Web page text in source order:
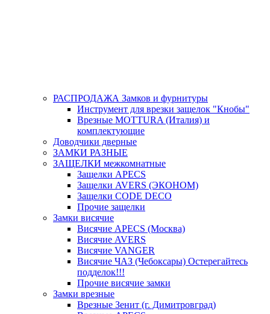
РАСПРОДАЖА Замков и фурнитуры
Инструмент для врезки защелок "Кнобы"
Врезные MOTTURA (Италия) и
комплектующие
Доводчики дверные
ЗАМКИ РАЗНЫЕ
ЗАЩЕЛКИ межкомнатные
Защелки APECS
Защелки AVERS (ЭКОНОМ)
Защелки CODE DECO
Прочие защелки
Замки висячие
Висячие APECS (Москва)
Висячие AVERS
Висячие VANGER
Висячие ЧАЗ (Чебоксары) Остерегайтесь
подделок!!!
Прочие висячие замки
Замки врезные
Врезные Зенит (г. Димитровград)